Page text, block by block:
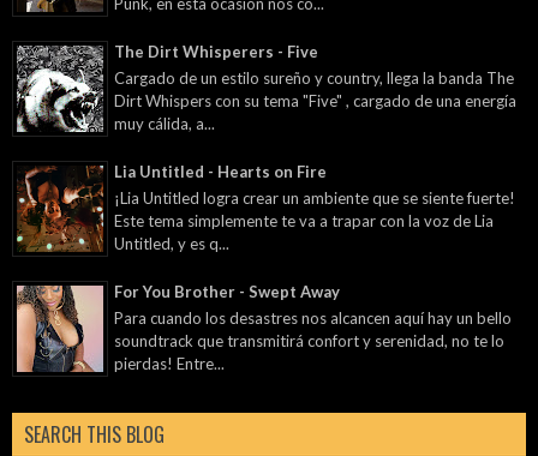
The Dirt Whisperers - Five
Cargado de un estilo sureño y country, llega la banda The
Dirt Whispers con su tema "Five" , cargado de una energía
muy cálida, a...
Lia Untitled - Hearts on Fire
¡Lia Untitled logra crear un ambiente que se siente fuerte!
Este tema simplemente te va a trapar con la voz de Lia
Untitled, y es q...
For You Brother - Swept Away
Para cuando los desastres nos alcancen aquí hay un bello
soundtrack que transmitirá confort y serenidad, no te lo
pierdas! Entre...
SEARCH THIS BLOG